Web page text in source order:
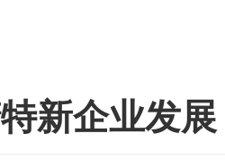
新企业发展